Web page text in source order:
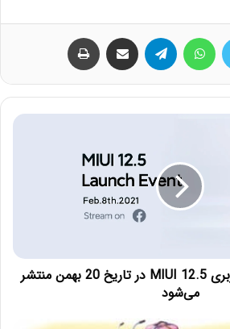
نسخه گلوبال رابط کاربری MIUI 12.5 در تاریخ 20 بهمن منتشر
می‌شود